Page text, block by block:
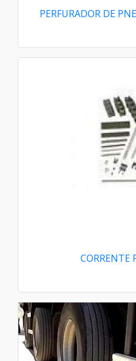
PERFURADOR DE
CORRENTE